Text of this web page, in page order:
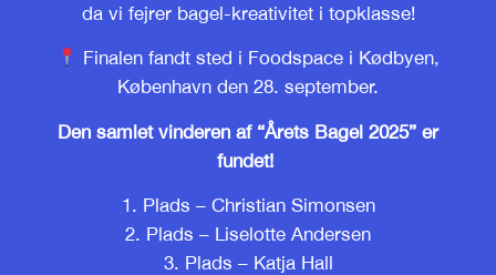
da vi fejrer bagel-kreativitet i topklasse!
Finalen fandt sted i Foodspace i Kødbyen,
København den 28. september.
Den samlet vinderen af “Årets Bagel 2025” er
fundet!
1. Plads – Christian Simonsen
2. Plads – Liselotte Andersen
3. Plads – Katja Hall